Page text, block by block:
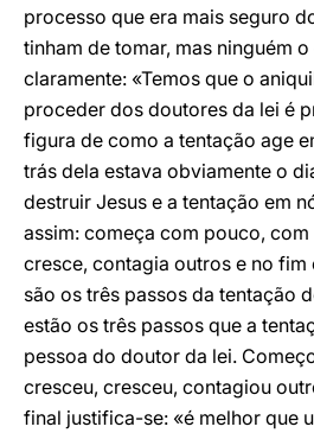
processo que era mais seguro
tinham de tomar, mas ninguém
claramente: «Temos que o
proceder dos doutores da lei é
figura de como a tentação age
trás dela estava obviamente o
destruir Jesus e a tentação em
assim: começa com pouco, com
cresce, contagia outros e no fim
são os três passos da tentação
estão os três passos que a
pessoa do doutor da lei.
cresceu, cresceu, contagiou
final justifica-se: «é melhor que